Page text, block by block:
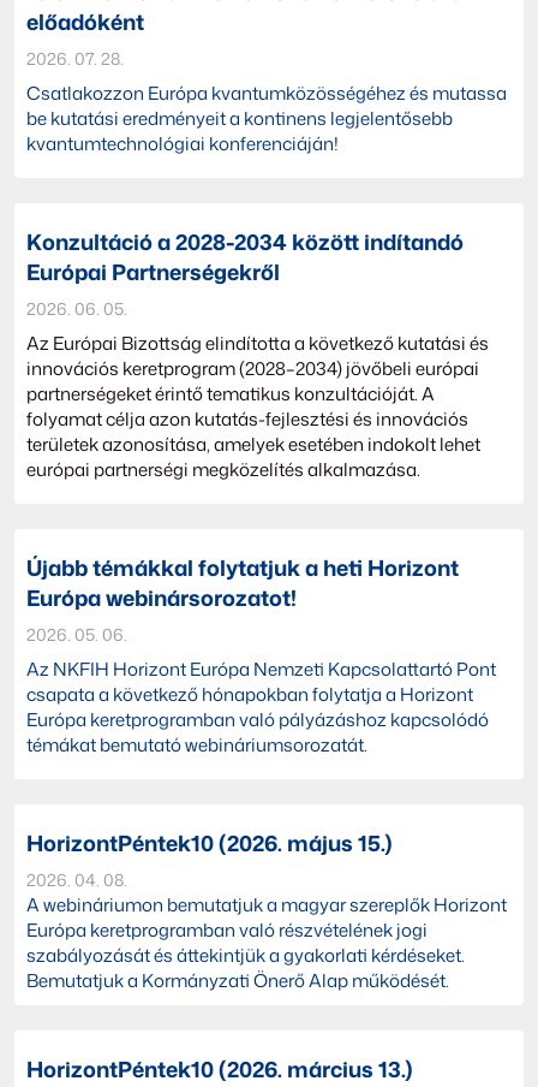
előadóként
2026. 07. 28.
Csatlakozzon Európa kvantumközösségéhez és mutassa
be kutatási eredményeit a kontinens legjelentősebb
kvantumtechnológiai konferenciáján!
Konzultáció a 2028-2034 között indítandó
Európai Partnerségekről
2026. 06. 05.
Az Európai Bizottság elindította a következő kutatási és
innovációs keretprogram (2028–2034) jövőbeli európai
partnerségeket érintő tematikus konzultációját. A
folyamat célja azon kutatás-fejlesztési és innovációs
területek azonosítása, amelyek esetében indokolt lehet
európai partnerségi megközelítés alkalmazása.
Újabb témákkal folytatjuk a heti Horizont
Európa webinársorozatot!
2026. 05. 06.
Az NKFIH Horizont Európa Nemzeti Kapcsolattartó Pont
csapata a következő hónapokban folytatja a Horizont
Európa keretprogramban való pályázáshoz kapcsolódó
témákat bemutató webináriumsorozatát.
HorizontPéntek10 (2026. május 15.)
2026. 04. 08.
A webináriumon bemutatjuk a magyar szereplők Horizont
Európa keretprogramban való részvételének jogi
szabályozását és áttekintjük a gyakorlati kérdéseket.
Bemutatjuk a Kormányzati Önerő Alap működését.
HorizontPéntek10 (2026. március 13.)